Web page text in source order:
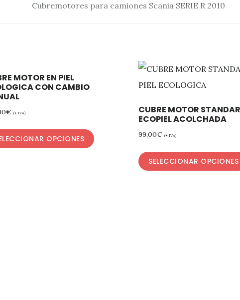
Cubremotores para camiones Scania SERIE R 2010
MOTOR EN PIEL
CON CAMBIO
€ (+ IVA)
OPCIONES
CUBRE MOTOR
ECOPIEL ACOLCHADA
99,00€ (+ IVA)
SELECCIONAR OPCIONES